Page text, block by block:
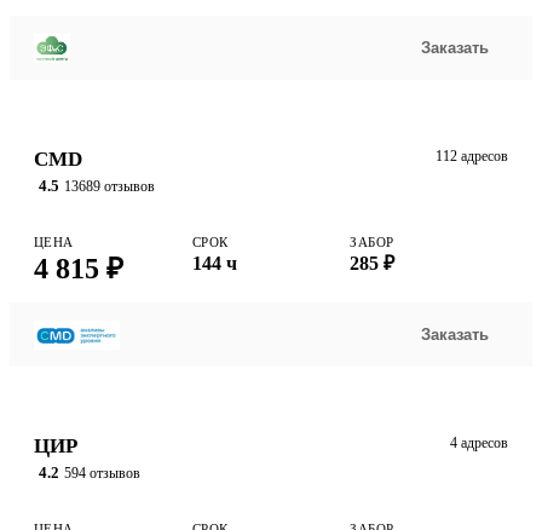
Заказать
CMD
4.5 13689 отзывов
112 адресов
ЦЕНА
4 815 ₽
СРОК
144 ч
ЗАБОР
285 ₽
Заказать
ЦИР
4.2 594 отзывов
4 адресов